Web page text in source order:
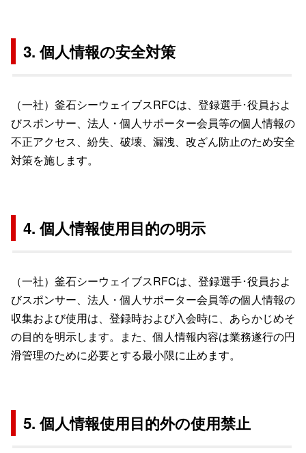
3. 個人情報の安全対策
（一社）釜石シーウェイブスRFCは、登録選手･役員およ
びスポンサー、法人・個人サポーター会員等の個人情報の
不正アクセス、紛失、破壊、漏洩、改ざん防止のため安全
対策を施します。
4. 個人情報使用目的の明示
（一社）釜石シーウェイブスRFCは、登録選手･役員およ
びスポンサー、法人・個人サポーター会員等の個人情報の
収集および使用は、登録時および入会時に、あらかじめそ
の目的を明示します。また、個人情報内容は業務遂行の円
滑管理のために必要とする最小限に止めます。
5. 個人情報使用目的外の使用禁止